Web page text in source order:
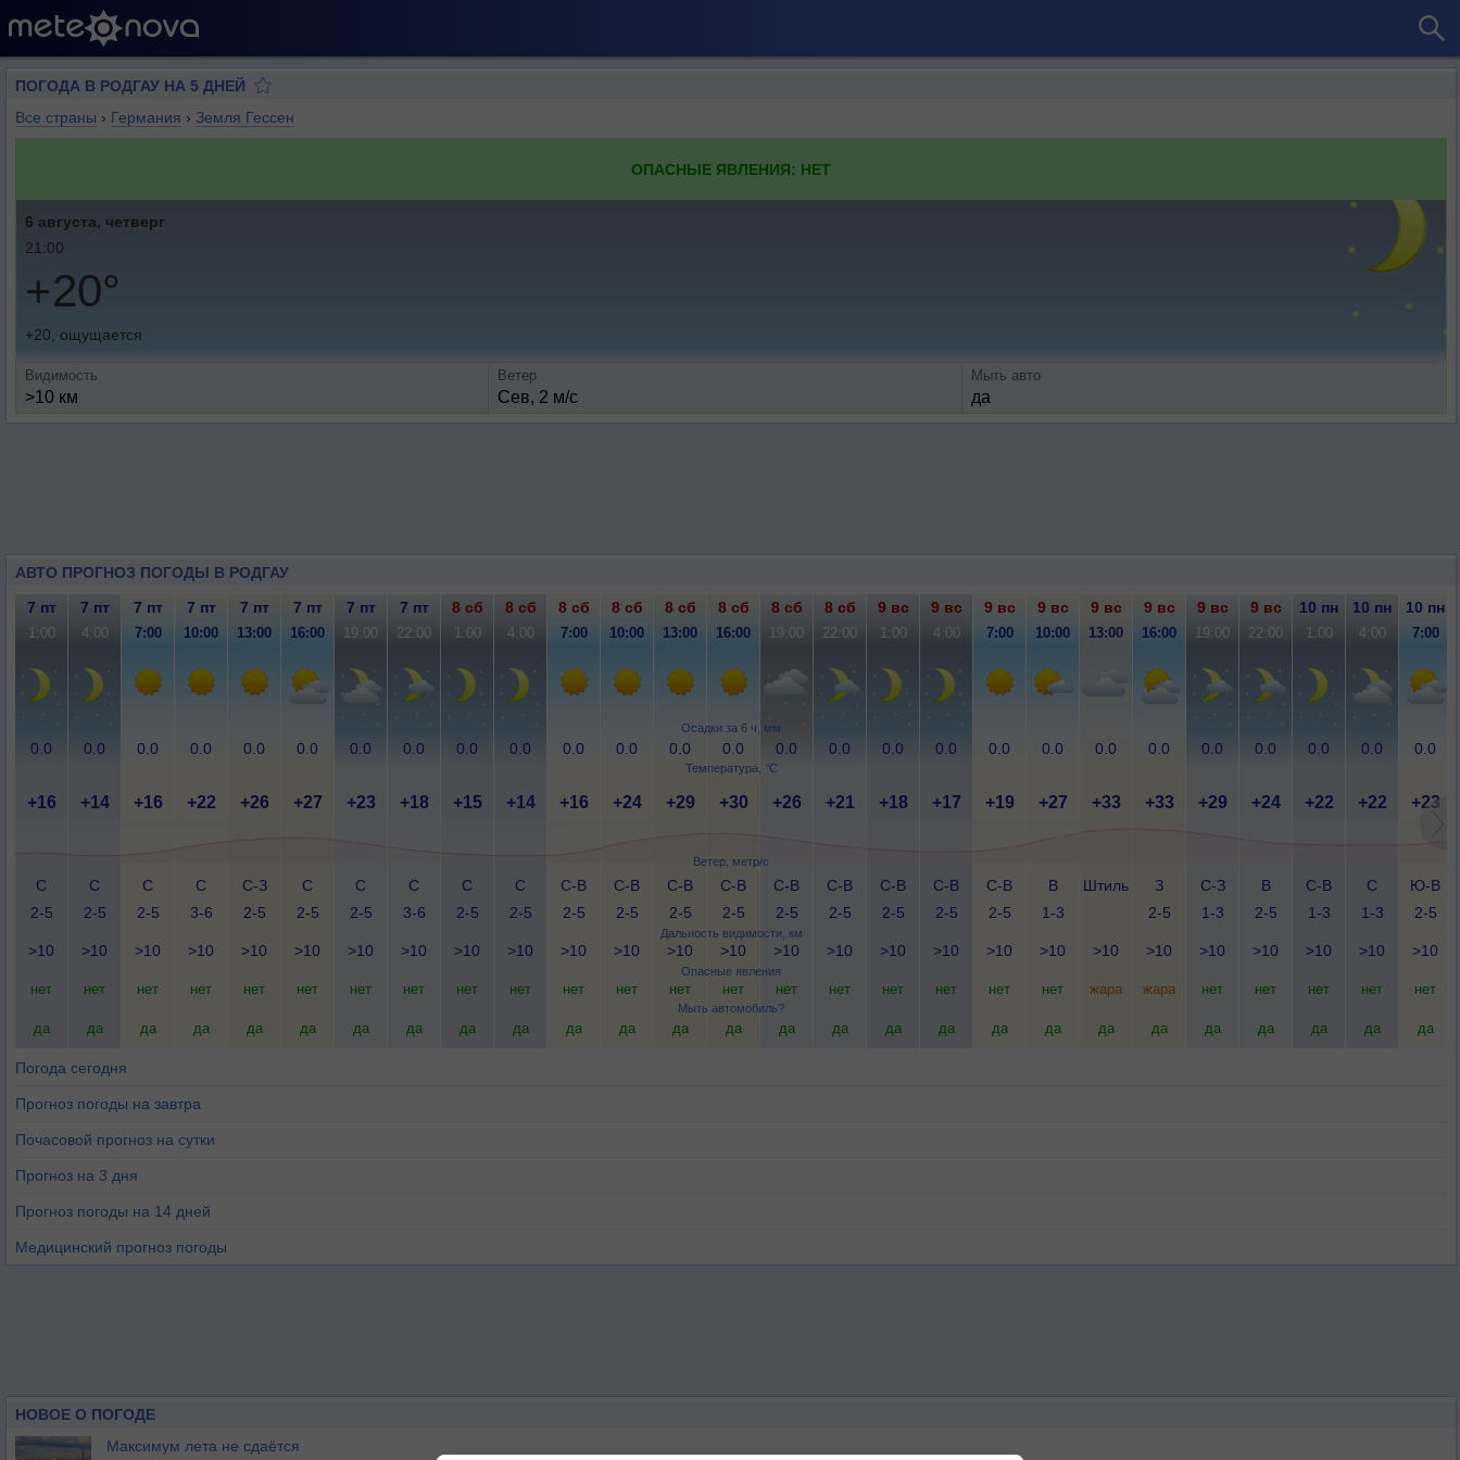
ПОГОДА В РОДГАУ НА 5 ДНЕЙ
Все страны › Германия › Земля Гессен
ОПАСНЫЕ ЯВЛЕНИЯ: НЕТ
6 августа, четверг
21:00
+20°
+20, ощущается
Видимость
>10 км
Ветер
Сев, 2 м/с
Мыть авто
да
АВТО ПРОГНОЗ ПОГОДЫ В РОДГАУ
Осадки за 6 ч, мм
Температура, °C
Ветер, метр/с
Дальность видимости, км
Опасные явления
Мыть автомобиль?
7 пт 7 пт 7 пт 7 пт 7 пт 7 пт 7 пт 7 пт 8 сб 8 сб 8 сб 8 сб 8 сб 8 сб 8 сб 8 сб 9 вс 9 вс 9 вс 9 вс 9 вс 9 вс 9 вс 9 вс 10 пн 10 пн 10 пн
1:00 4:00 7:00 10:00 13:00 16:00 19:00 22:00 1:00 4:00 7:00 10:00 13:00 16:00 19:00 22:00 1:00 4:00 7:00 10:00 13:00 16:00 19:00 22:00 1:00 4:00 7:00
0.0 0.0 0.0 0.0 0.0 0.0 0.0 0.0 0.0 0.0 0.0 0.0 0.0 0.0 0.0 0.0 0.0 0.0 0.0 0.0 0.0 0.0 0.0 0.0 0.0 0.0 0.0
+16 +14 +16 +22 +26 +27 +23 +18 +15 +14 +16 +24 +29 +30 +26 +21 +18 +17 +19 +27 +33 +33 +29 +24 +22 +22 +23
С
2-5
С
2-5
С
2-5
С
3-6
С-З
2-5
С
2-5
С
2-5
С
3-6
С
2-5
С
2-5
С-В
2-5
С-В
2-5
С-В
2-5
С-В
2-5
С-В
2-5
С-В
2-5
С-В
2-5
С-В
2-5
С-В
2-5
В
1-3
Штиль
З
2-5
С-З
1-3
В
2-5
С-В
1-3
С
1-3
Ю-В
2-5
>10 >10 >10 >10 >10 >10 >10 >10 >10 >10 >10 >10 >10 >10 >10 >10 >10 >10 >10 >10 >10 >10 >10 >10 >10 >10 >10
нет нет нет нет нет нет нет нет нет нет нет нет нет нет нет нет нет нет нет нет жара жара нет нет нет нет нет
да да да да да да да да да да да да да да да да да да да да да да да да да да да
Погода сегодня
Прогноз погоды на завтра
Почасовой прогноз на сутки
Прогноз на 3 дня
Прогноз погоды на 14 дней
Медицинский прогноз погоды
НОВОЕ О ПОГОДЕ
Максимум лета не сдаётся